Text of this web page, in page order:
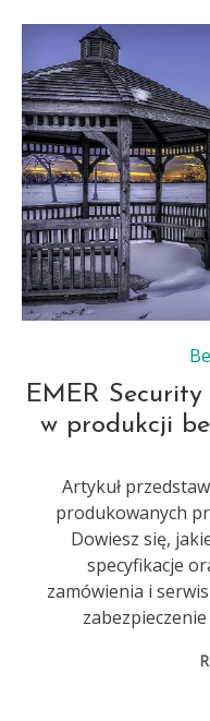
EMER
w produkcji
Artykuł
produkowanych
Dowiesz się,
specyfikacje
zamówienia i